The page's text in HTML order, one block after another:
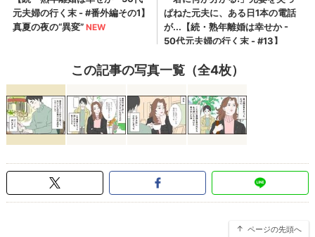
この記事の写真一覧（全4枚）
ページの先頭へ